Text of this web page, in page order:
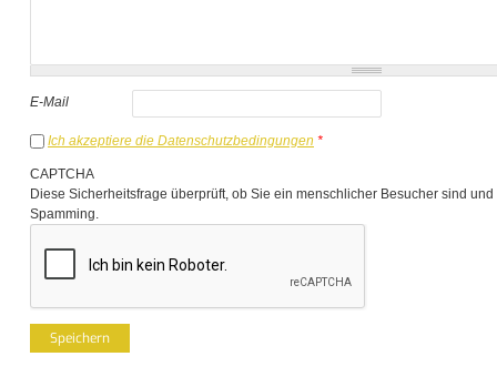
E-Mail
Ich akzeptiere die Datenschutzbedingungen *
CAPTCHA
Diese Sicherheitsfrage überprüft, ob Sie ein menschlicher Besucher sind
Spamming.